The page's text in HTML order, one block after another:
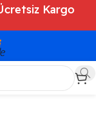
Kargo